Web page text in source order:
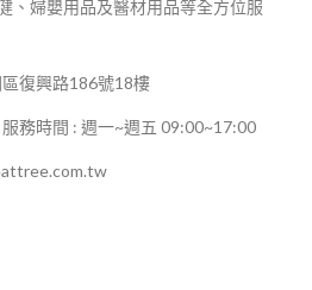
、婦嬰用品及醫材用品等全方位服
復興路186號18樓
務時間 : 週一~週五 09:00~17:00